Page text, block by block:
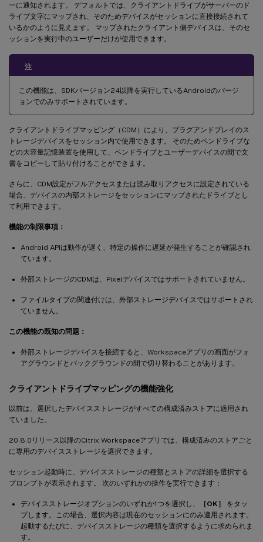
ーに通知されます。 デフォルトでは、クライアントドライブがサーバーのド
ライブ文字にマップされ、そのためデバイスがセッションに直接接続されて
いるかのように見えます。 マップされたクライアント側デバイスは、そのセ
ッションを実行中のユーザーだけが使用できます。
注
この機能は、SDKバージョン24以降を実行しているAndroidのバージ
ョンでのみサポートされています。
クライアントドライブマッピング（CDM）により、プラグアンドプレイのス
トレージデバイスをセッション内で使用できます。 そのためペンドライブな
どの大容量記憶装置を使用して、ペンドライブとユーザーデバイスの間で文
書をコピーして貼り付けることができます。
さらに、CDM設定がフルアクセスまたは読み取りアクセスに設定されている
場合、デバイスの内部ストレージをセッションにマップされたドライブとし
て利用できます。
機能の制限事項：
Android APIは動作が遅く、特定の操作に遅延が発生することが確認され
ています。
外部ストレージのCDMは、Pixelデバイスではサポートされていません。
ファイルタイプの関連付けは、外部ストレージデバイスではサポートされ
ていません。
この機能の既知の問題：
外部ストレージデバイスを接続すると、Workspaceアプリの画面がフォ
アグラウンドとバックグラウンドの間で切り替わることがあります。
クライアントドライブマッピングの機能強化
以前は、選択したデバイスストレージがすべての構成済みストアに適用され
ていました。
20.8.0リリース以降のCitrix Workspaceアプリでは、構成済みのストアごと
に専用のデバイスストレージを選択できます。
セッション起動時に、デバイスストレージの種類とストアの詳細を選択する
プロンプトが表示されます。 次のいずれかの操作を実行できます：
デバイスストレージオプションのいずれか1つを選択し、 ［OK］
をタッ
プします。この場合、選択内容は現在のセッションにのみ適用されます。
起動するたびに、デバイスストレージの種類を選択するように求められま
す。